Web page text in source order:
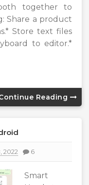
together to
Share a product
Store text files
to editor.*
Reading
2022 6
Smart